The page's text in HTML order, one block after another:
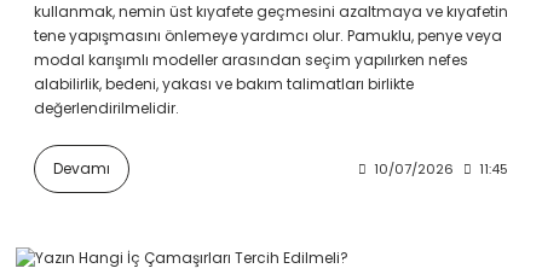
kullanmak, nemin üst kıyafete geçmesini azaltmaya ve kıyafetin
tene yapışmasını önlemeye yardımcı olur. Pamuklu, penye veya
modal karışımlı modeller arasından seçim yapılırken nefes
alabilirlik, bedeni, yakası ve bakım talimatları birlikte
değerlendirilmelidir.
Devamı 10/07/2026 11:45